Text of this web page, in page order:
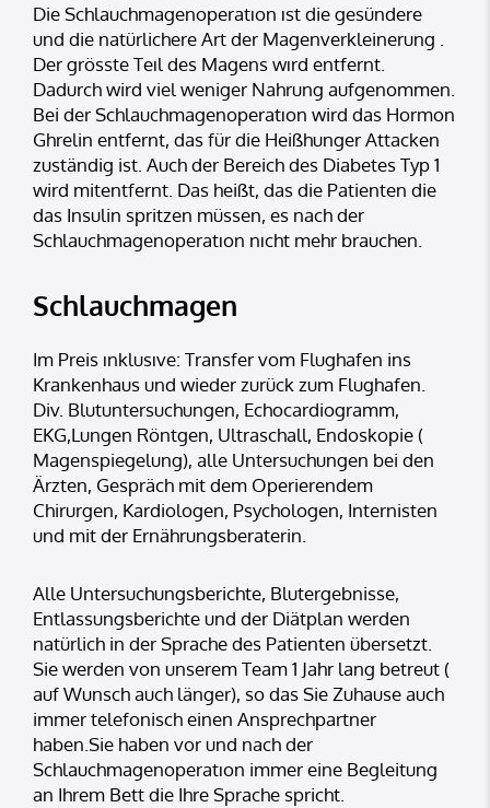
Die Schlauchmagenoperatıon ıst die gesündere
und die natürlichere Art der Magenverkleinerung .
Der grösste Teıl des Magens wırd entfernt.
Dadurch wird viel weniger Nahrung aufgenommen.
Bei der Schlauchmagenoperatıon wird das Hormon
Ghrelin entfernt, das für die Heißhunger Attacken
zuständig ist. Auch der Bereich des Diabetes Typ 1
wird mitentfernt. Das heißt, das die Patienten die
das Insulin spritzen müssen, es nach der
Schlauchmagenoperatıon nıcht mehr brauchen.
Schlauchmagen
Im Preis ınklusıve: Transfer vom Flughafen ins
Krankenhaus und wieder zurück zum Flughafen.
Div. Blutuntersuchungen, Echocardiogramm,
EKG,Lungen Röntgen, Ultraschall, Endoskopie (
Magenspiegelung), alle Untersuchungen bei den
Ärzten, Gespräch mit dem Operierendem
Chirurgen, Kardiologen, Psychologen, Internisten
und mit der Ernährungsberaterin.
Alle Untersuchungsberichte, Blutergebnisse,
Entlassungsberichte und der Diätplan werden
natürlich in der Sprache des Patienten übersetzt.
Sie werden von unserem Team 1 Jahr lang betreut (
auf Wunsch auch länger), so das Sie Zuhause auch
immer telefonisch einen Ansprechpartner
haben.Sie haben vor und nach der
Schlauchmagenoperatıon immer eine Begleitung
an Ihrem Bett die Ihre Sprache spricht.